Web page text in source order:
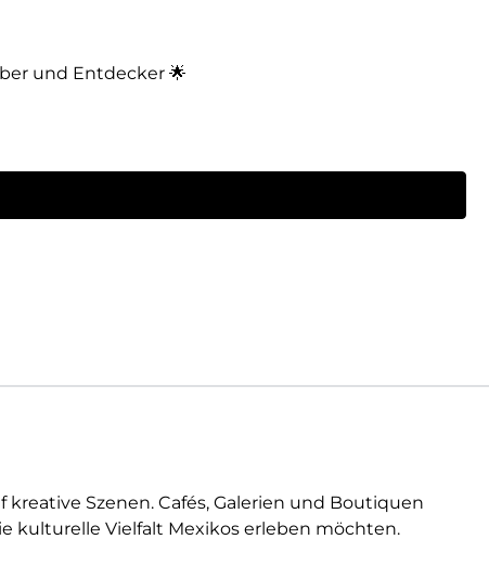
und Entdecker 🌟
Szenen. Cafés, Galerien und Boutiquen
kulturelle Vielfalt Mexikos erleben möchten.